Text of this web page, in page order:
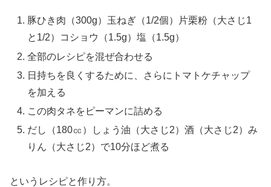
豚ひき肉（300g）玉ねぎ（1/2個）片栗粉（大さじ1
と1/2）コショウ（1.5g）塩（1.5g）
全部のレシピを混ぜ合わせる
日持ちを良くするために、さらにトマトケチャップ
を加える
この肉タネをピーマンに詰める
だし（180㏄）しょう油（大さじ2）酒（大さじ2）み
りん（大さじ2）で10分ほど煮る
というレシピと作り方。